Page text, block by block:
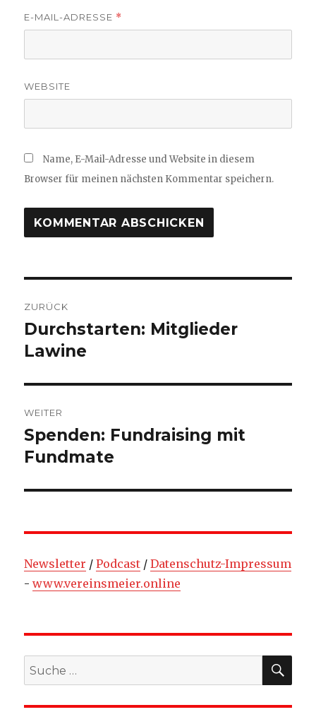
E-MAIL-ADRESSE *
WEBSITE
Name, E-Mail-Adresse und Website in diesem
Browser für meinen nächsten Kommentar speichern.
ZURÜCK
Vorheriger
Beitrag:
Durchstarten: Mitglieder
Lawine
WEITER
Nächster
Beitrag:
Spenden: Fundraising mit
Fundmate
Newsletter /Podcast /Datenschutz-Impressum
-www.vereinsmeier.online
Suche
nach: